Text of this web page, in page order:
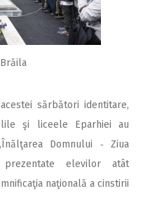
sărbători identitare,
şi liceele Eparhiei au
Domnului ‑ Ziua
elevilor atât
naţională a cinstirii